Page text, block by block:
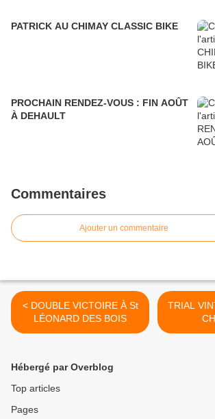
PATRICK AU CHIMAY CLASSIC BIKE
PROCHAIN RENDEZ-VOUS : FIN AOÛT
À DEHAULT
Commentaires
Ajouter un commentaire
< DOUBLE VICTOIRE À St
LÉONARD DES BOIS
TRIAL
Hébergé par Overblog
Top articles
Pages